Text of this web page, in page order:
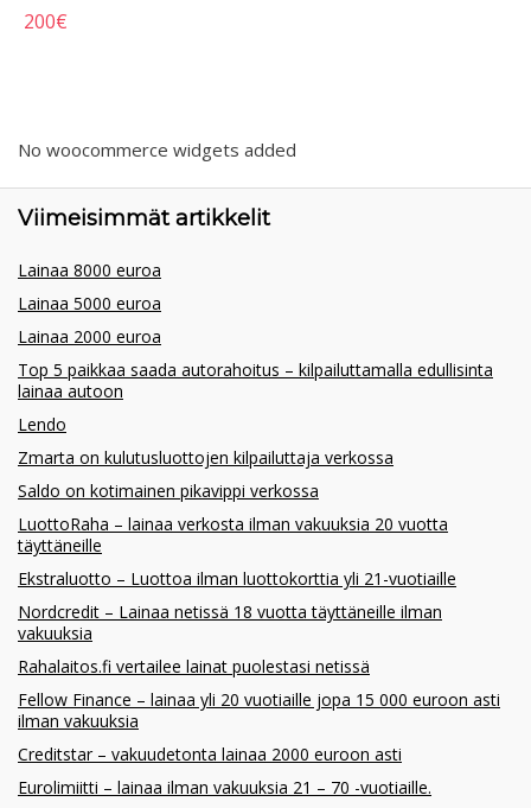
200€
No woocommerce widgets added
Viimeisimmät artikkelit
Lainaa 8000 euroa
Lainaa 5000 euroa
Lainaa 2000 euroa
Top 5 paikkaa saada autorahoitus – kilpailuttamalla edullisinta
lainaa autoon
Lendo
Zmarta on kulutusluottojen kilpailuttaja verkossa
Saldo on kotimainen pikavippi verkossa
LuottoRaha – lainaa verkosta ilman vakuuksia 20 vuotta
täyttäneille
Ekstraluotto – Luottoa ilman luottokorttia yli 21-vuotiaille
Nordcredit – Lainaa netissä 18 vuotta täyttäneille ilman
vakuuksia
Rahalaitos.fi vertailee lainat puolestasi netissä
Fellow Finance – lainaa yli 20 vuotiaille jopa 15 000 euroon asti
ilman vakuuksia
Creditstar – vakuudetonta lainaa 2000 euroon asti
Eurolimiitti – lainaa ilman vakuuksia 21 – 70 -vuotiaille.